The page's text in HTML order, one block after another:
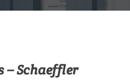
– Schaeffler